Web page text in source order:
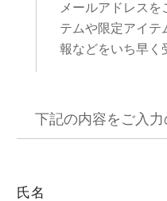
メールアドレスを
テムや限定アイテ
報などをいち早く
下記の内容をご入力
氏名